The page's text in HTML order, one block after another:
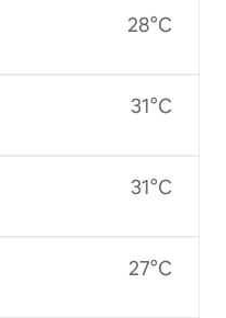
28°C
31°C
31°C
27°C